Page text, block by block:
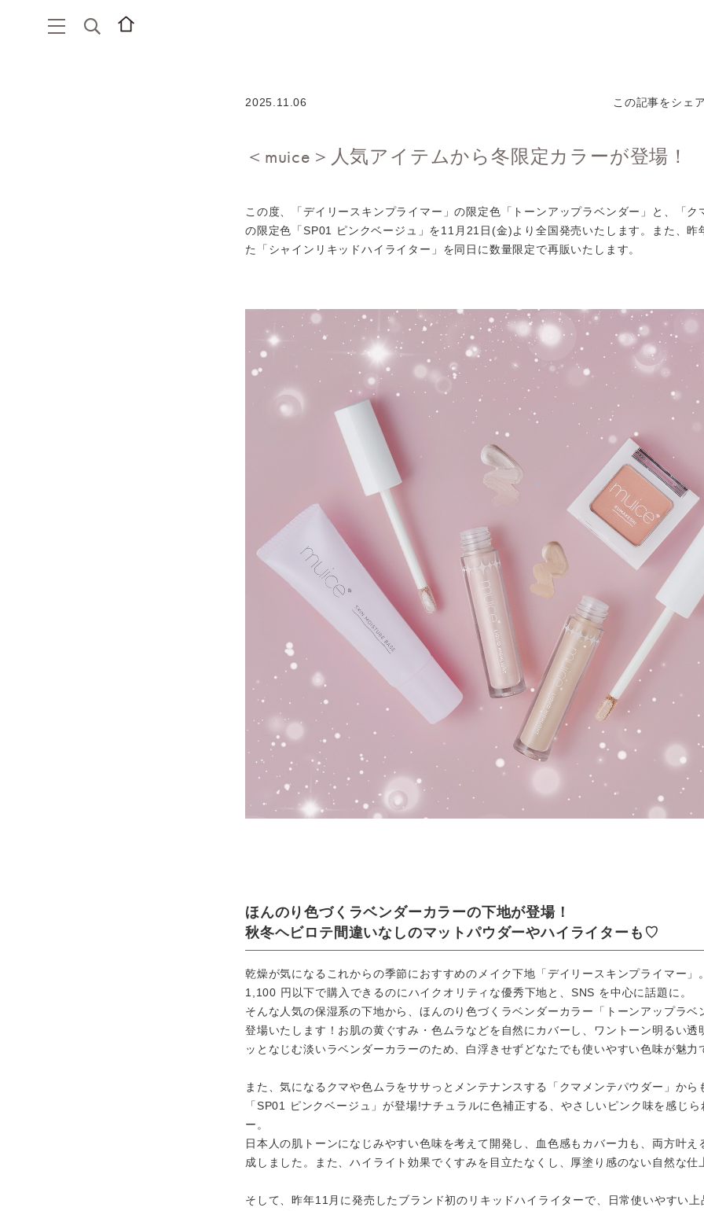
2025.11.06 この記事をシェア
＜muice＞人気アイテムから冬限定カラーが登場！
この度、「デイリースキンプライマー」の限定色「トーンアップラベンダー」と、「ク
の限定色「SP01 ピンクベージュ」を11月21日(金)より全国発売いたします。また、昨
た「シャインリキッドハイライター」を同日に数量限定で再販いたします。
ほんのり色づくラベンダーカラーの下地が登場！
秋冬ヘビロテ間違いなしのマットパウダーやハイライターも♡
乾燥が気になるこれからの季節におすすめのメイク下地「デイリースキンプライマー」
1,100 円以下で購入できるのにハイクオリティな優秀下地と、SNS を中心に話題に。
そんな人気の保湿系の下地から、ほんのり色づくラベンダーカラー「トーンアップラベ
登場いたします！お肌の⻩ぐすみ・色ムラなどを自然にカバーし、ワントーン明るい透
ッとなじむ淡いラベンダーカラーのため、白浮きせずどなたでも使いやすい色味が魅力
また、気になるクマや色ムラをササっとメンテナンスする「クマメンテパウダー」から
「SP01 ピンクベージュ」が登場!ナチュラルに色補正する、やさしいピンク味を感じら
ー。
日本人の肌トーンになじみやすい色味を考えて開発し、血色感もカバー力も、両方叶え
成しました。また、ハイライト効果でくすみを目立たなくし、厚塗り感のない自然な仕
そして、昨年11月に発売したブランド初のリキッドハイライターで、日常使いやすい上